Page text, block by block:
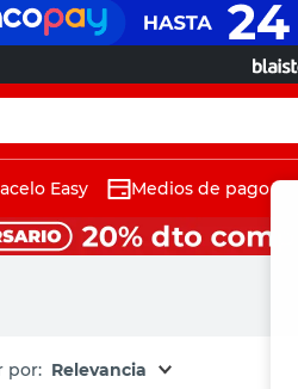
Easy Medios de pago
Relevancia